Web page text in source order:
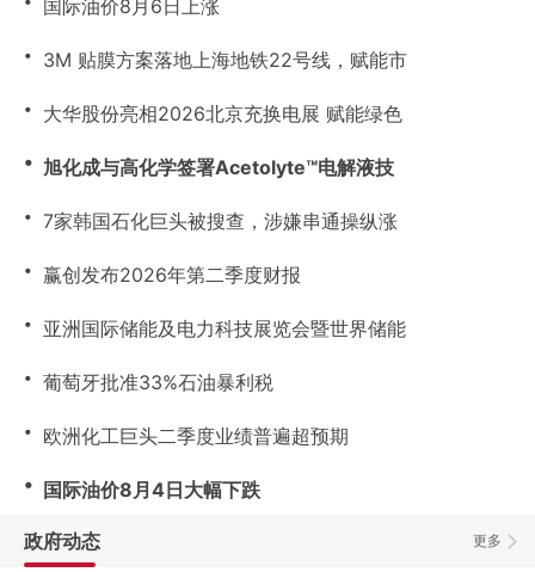
国际油价8月6日上涨
・ 3M 贴膜方案落地上海地铁22号线，赋能市
・ 大华股份亮相2026北京充换电展 赋能绿色
・ 旭化成与高化学签署Acetolyte™电解液技
・ 7家韩国石化巨头被搜查，涉嫌串通操纵涨
・ 赢创发布2026年第二季度财报
・ 亚洲国际储能及电力科技展览会暨世界储能
・ 葡萄牙批准33%石油暴利税
・ 欧洲化工巨头二季度业绩普遍超预期
・ 国际油价8月4日大幅下跌
更多
政府动态